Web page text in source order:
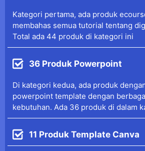
Kategori pertama, ada produk
membahas semua tutorial tentang
Total ada 44 produk di kategori ini
36 Produk Powerpoint
Di kategori kedua, ada produk
powerpoint template dengan
kebutuhan. Ada 36 produk di dalam
11 Produk Template Canva